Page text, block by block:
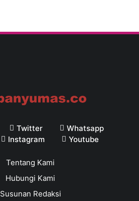
Twitter
Whatsapp
Instagram Youtube
Tentang Kami
Hubungi Kami
Susunan Redaksi